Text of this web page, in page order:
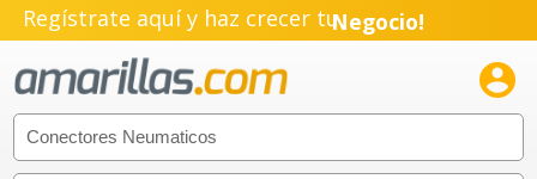
Regístrate aquí y haz crecer tuNegocio!
Emprendimiento!
